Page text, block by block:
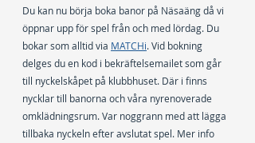
Du kan nu börja boka banor på Näsaäng då vi
öppnar upp för spel från och med lördag. Du
bokar som alltid via MATCHi. Vid bokning
delges du en kod i bekräftelsemailet som går
till nyckelskåpet på klubbhuset. Där i finns
nycklar till banorna och våra nyrenoverade
omklädningsrum. Var noggrann med att lägga
tillbaka nyckeln efter avslutat spel. Mer info